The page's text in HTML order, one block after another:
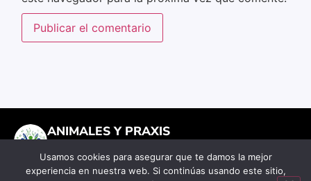
ANIMALES Y PRAXIS
Red universitaria a favor de los animales. Construyendo un
Usamos cookies para asegurar que te damos la mejor
experiencia en nuestra web. Si continúas usando este sitio,